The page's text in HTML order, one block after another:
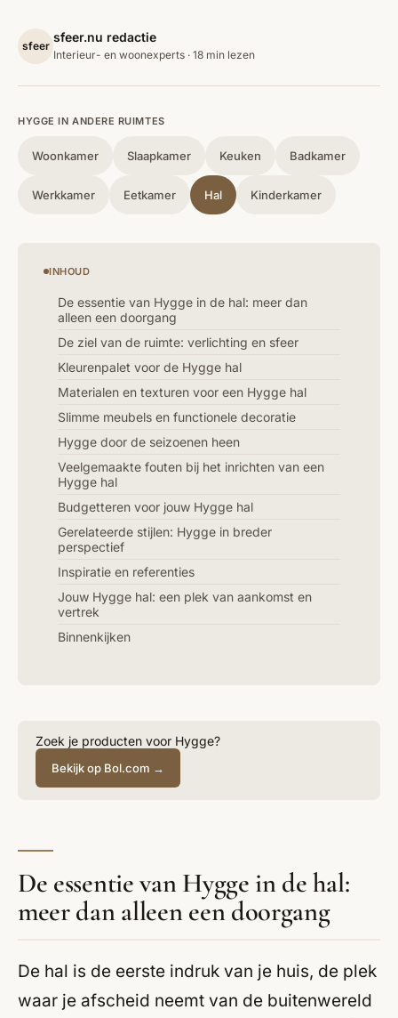
sfeer
sfeer.nu redactie
Interieur- en woonexperts · 18 min lezen
HYGGE IN ANDERE RUIMTES
Woonkamer Slaapkamer Keuken Badkamer
Werkkamer Eetkamer Hal Kinderkamer
INHOUD
De essentie van Hygge in de hal: meer dan
alleen een doorgang
De ziel van de ruimte: verlichting en sfeer
Kleurenpalet voor de Hygge hal
Materialen en texturen voor een Hygge hal
Slimme meubels en functionele decoratie
Hygge door de seizoenen heen
Veelgemaakte fouten bij het inrichten van een
Hygge hal
Budgetteren voor jouw Hygge hal
Gerelateerde stijlen: Hygge in breder
perspectief
Inspiratie en referenties
Jouw Hygge hal: een plek van aankomst en
vertrek
Binnenkijken
Zoek je producten voor Hygge?
Bekijk op Bol.com →
De essentie van Hygge in de hal:
meer dan alleen een doorgang
De hal is de eerste indruk van je huis, de plek
waar je afscheid neemt van de buitenwereld